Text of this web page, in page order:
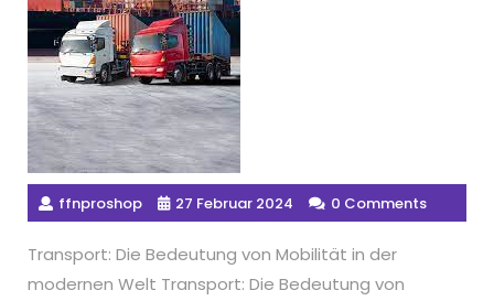
ffnproshop 27 Februar 2024 0 Comments
Transport: Die Bedeutung von Mobilität in der
modernen Welt Transport: Die Bedeutung von